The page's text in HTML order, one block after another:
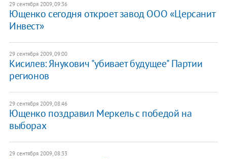
29 сентября 2009, 09:36
Ющенко сегодня откроет завод ООО «Церсанит
Инвест»
29 сентября 2009, 09:00
Кисилев: Янукович "убивает будущее" Партии
регионов
29 сентября 2009, 08:46
Ющенко поздравил Меркель с победой на
выборах
29 сентября 2009, 08:33